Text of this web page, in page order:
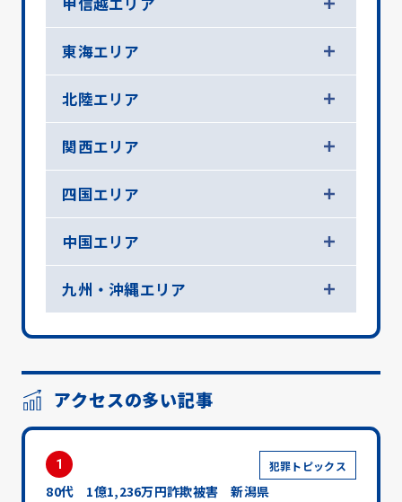
東海エリア
北陸エリア
関西エリア
四国エリア
中国エリア
九州・沖縄エリア
アクセスの多い記事
1 犯罪トピックス
80代 1億1,236万円詐欺被害 新潟県